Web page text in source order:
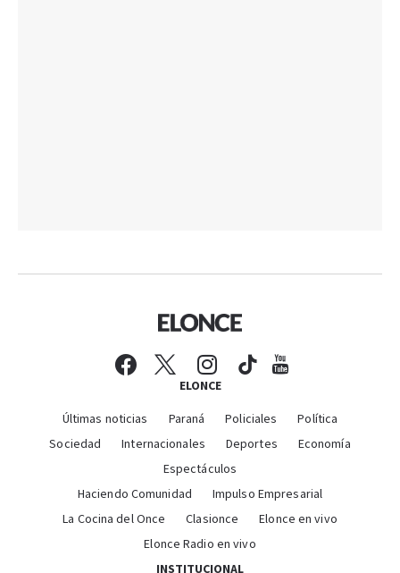
ELONCE
Últimas noticias Paraná Policiales
Política
Sociedad
Internacionales Deportes
Economía
Espectáculos
Haciendo Comunidad
Impulso Empresarial
La Cocina del Once
Clasionce
Elonce en vivo
Elonce Radio en vivo